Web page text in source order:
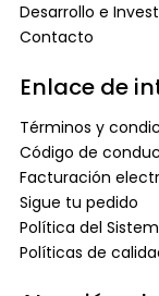
Desarrollo e
Contacto
Enlace de
Términos y
Código de
Facturación
Sigue tu pedido
Política del
Políticas de